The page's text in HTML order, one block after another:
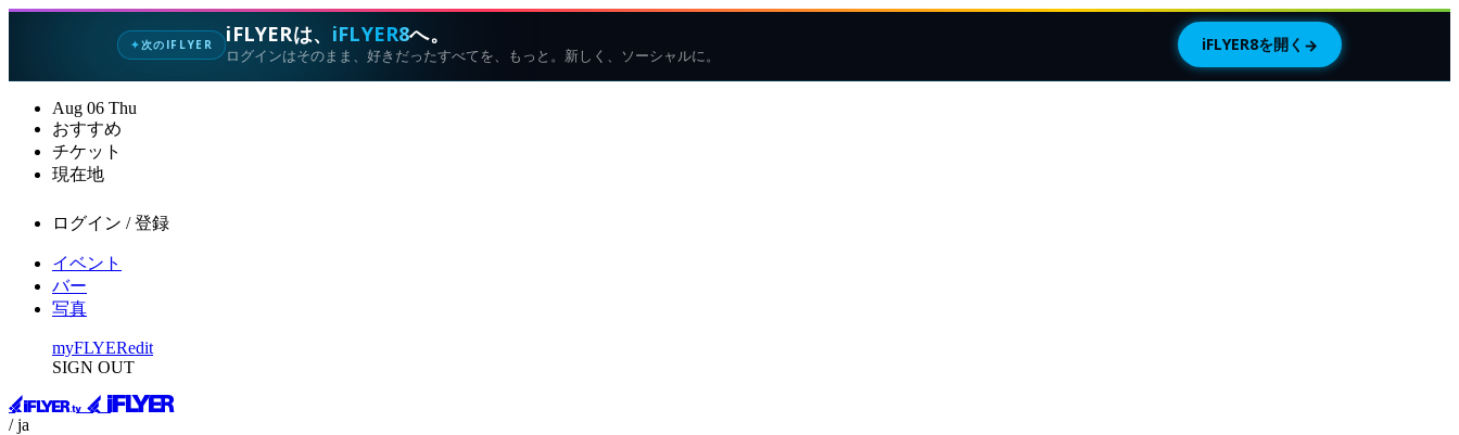
✦次のIFLYER iFLYERは、 iFLYER8へ。
ログインはそのまま、好きだったすべてを、もっと。新しく、ソーシャルに。
iFLYER8を開く →
Aug 06 Thu
おすすめ
チケット
現在地
ログイン / 登録
イベント
バー
写真
myFLYERedit
SIGN OUT
/ ja